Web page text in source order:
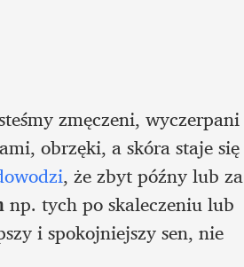
zmęczeni, wyczerpani
obrzęki, a skóra staje się
, że zbyt późny lub za
np. tych po skaleczeniu lub
i spokojniejszy sen, nie